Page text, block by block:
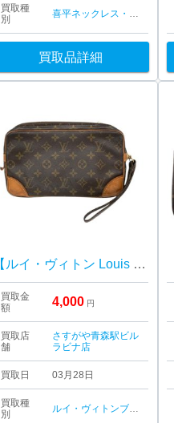
金・プラチナ
買取種
別
喜平ネックレス・ブレスレット
買取品詳細
【ルイ・ヴィトン Louis Vuitton 】マルリー・ドラゴンヌ・モノグラム・キャンバス・レディース・ブランド
買取金
額
4,000 円
買取店
舗
さすがや青森駅ビル
ラビナ店
買取日 03月28日
買取種
別
ルイ・ヴィトンブランド品